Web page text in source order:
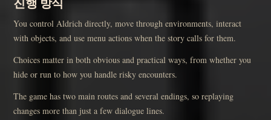
You control Aldrich directly, move through environments, interact
with objects, and use menu actions when the story calls for them.
Choices matter in both obvious and practical ways, from whether you
hide or run to how you handle risky encounters.
The game has two main routes and several endings, so replaying
changes more than just a few dialogue lines.